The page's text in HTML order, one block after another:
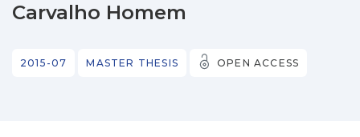
Carvalho Homem
2015-07 MASTER THESIS OPEN ACCESS